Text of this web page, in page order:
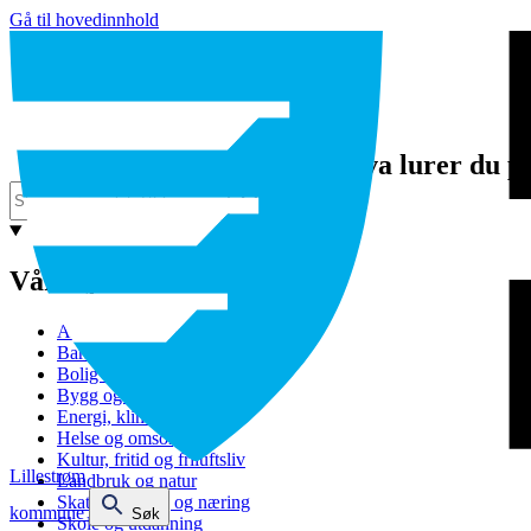
Gå til hovedinnhold
Lillestrøm
kommune
Søk
Hva lurer du
Våre tjenester
Avfall og gjenvinning
Barnehage
Bolig og sosiale tjenester
Bygg og eiendom
Energi, klima og miljø
Helse og omsorg
Kultur, fritid og friluftsliv
Landbruk og natur
Skatt, bevilling og næring
Skole og utdanning